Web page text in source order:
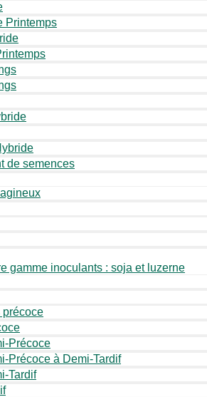
Printemps
de semences
gamme inoculants : soja et luzerne
précoce
Précoce
Précoce à Demi-Tardif
Tardif